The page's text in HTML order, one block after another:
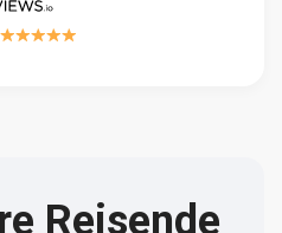
Reisende